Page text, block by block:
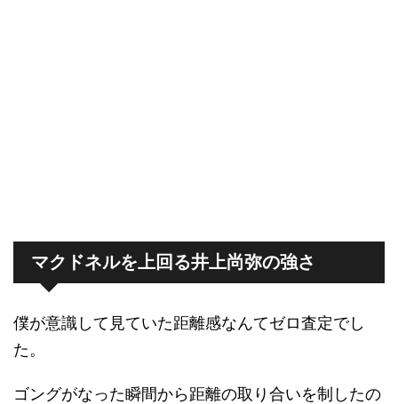
マクドネルを上回る井上尚弥の強さ
僕が意識して見ていた距離感なんてゼロ査定でし
た。
ゴングがなった瞬間から距離の取り合いを制したの